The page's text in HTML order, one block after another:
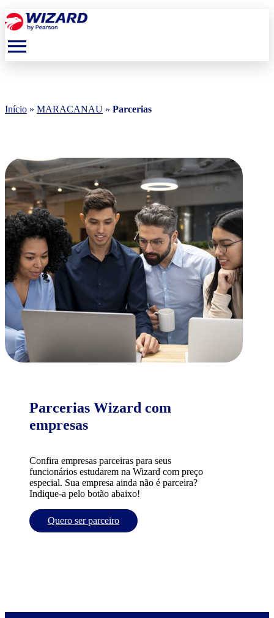
menu
Início » MARACANAU » Parcerias
Parcerias Wizard com
empresas
Confira empresas parceiras para seus
funcionários estudarem na Wizard com preço
especial. Sua empresa ainda não é parceira?
Indique-a pelo botão abaixo!
Quero ser parceiro